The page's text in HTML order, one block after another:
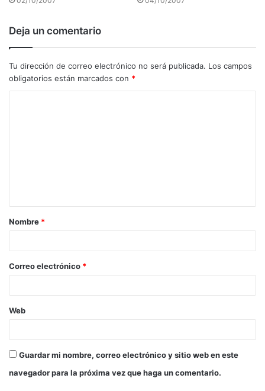
Deja un comentario
Tu dirección de correo electrónico no será publicada. Los campos
obligatorios están marcados con *
a
r
*
Nombre *
Correo electrónico *
Web
Guardar mi nombre, correo electrónico y sitio web en este
navegador para la próxima vez que haga un comentario.